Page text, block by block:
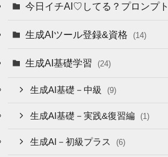
今日イチAI♡してる？プロンプト
生成AIツール登録&資格 (14)
生成AI基礎学習 (24)
生成AI基礎－中級 (9)
生成AI基礎－実践&復習編 (1)
生成AI－初級プラス (6)